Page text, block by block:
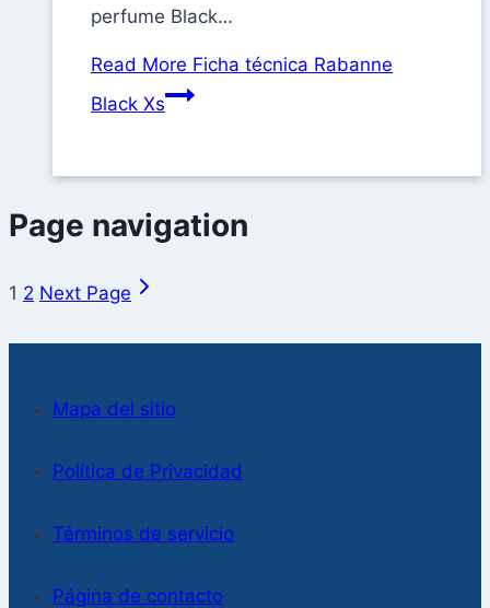
perfume Black…
Read More Ficha técnica Rabanne
Black Xs
Page navigation
1 2 Next Page
Mapa del sitio
Política de Privacidad
Términos de servicio
Página de contacto